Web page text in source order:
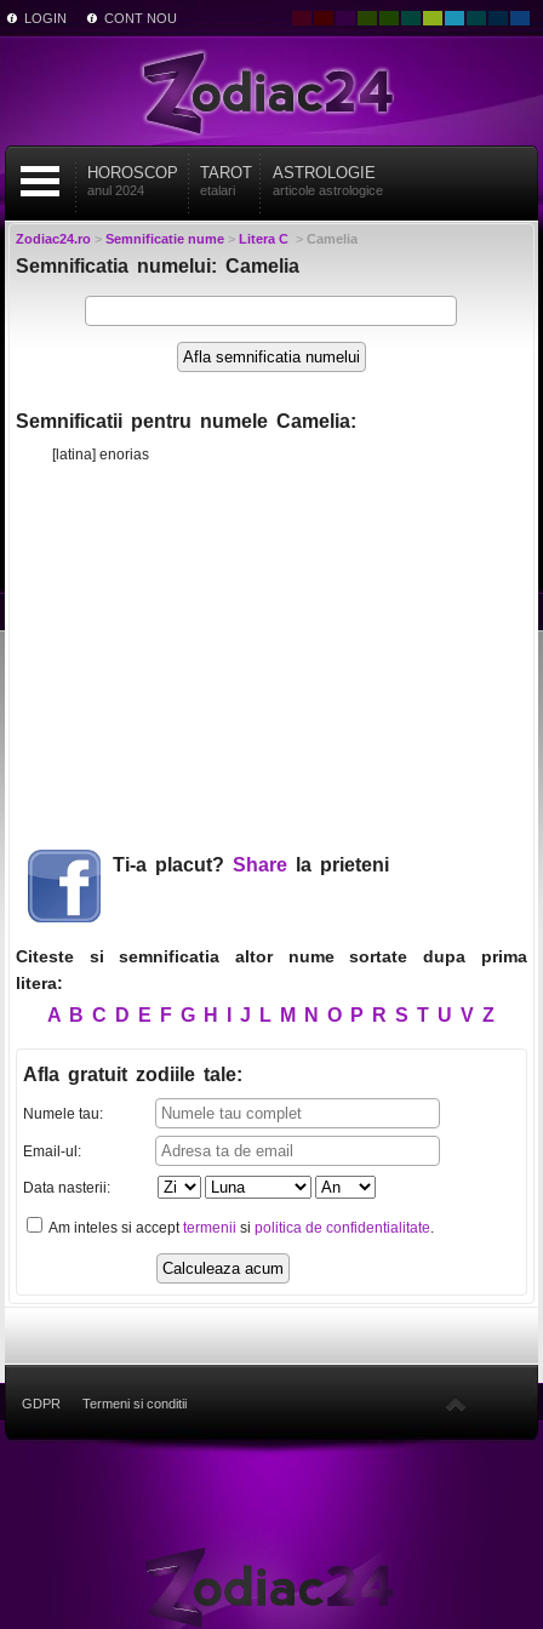
LOGIN CONT NOU
HOROSCOP
anul 2024
TAROT
etalari
ASTROLOGIE
articole astrologice
Zodiac24.ro> Semnificatie nume> Litera C> Camelia
Semnificatia numelui: Camelia
Semnificatii pentru numele Camelia:
[latina] enorias
Ti-a placut? Share la prieteni
Citeste si semnificatia altor nume sortate dupa prima
litera:
A B C D E F G H J L M N O P R S T U V Z
Afla gratuit zodiile tale:
Numele tau:
Email-ul:
Data nasterii:
Am inteles si accepttermenii si politica de confidentialitate.
GDPR Termeni si conditii